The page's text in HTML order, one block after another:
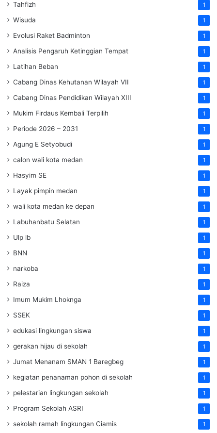
Tahfizh 1
Wisuda 1
Evolusi Raket Badminton 1
Analisis Pengaruh Ketinggian Tempat 1
Latihan Beban 1
Cabang Dinas Kehutanan Wilayah VII 1
Cabang Dinas Pendidikan Wilayah XIII 1
Mukim Firdaus Kembali Terpilih 1
Periode 2026 – 2031 1
Agung E Setyobudi 1
calon wali kota medan 1
Hasyim SE 1
Layak pimpin medan 1
wali kota medan ke depan 1
Labuhanbatu Selatan 1
Ulp lb 1
BNN 1
narkoba 1
Raiza 1
Imum Mukim Lhoknga 1
SSEK 1
edukasi lingkungan siswa 1
gerakan hijau di sekolah 1
Jumat Menanam SMAN 1 Baregbeg 1
kegiatan penanaman pohon di sekolah 1
pelestarian lingkungan sekolah 1
Program Sekolah ASRI 1
sekolah ramah lingkungan Ciamis 1